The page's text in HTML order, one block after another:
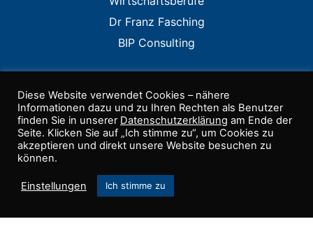
Dr Franz Fasching
BIP Consulting
Links
IIA USA
COSO
Diese Website verwendet Cookies – nähere
Informationen dazu und zu Ihren Rechten als Benutzer
finden Sie in unserer Datenschutzerklärung am Ende der
Seite. Klicken Sie auf „Ich stimme zu“, um Cookies zu
akzeptieren und direkt unsere Website besuchen zu
können.
Einstellungen Ich stimme zu